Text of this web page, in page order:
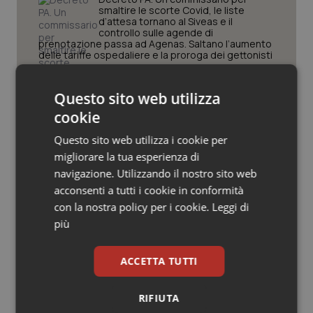
Veneto
Oncoematologia
Psoriasi & pelle
Quotidiano Cardiologia
Quotidiano Chirurgia
Quotidiano Oncologia
Quotidiano Pediatria
Rene & patologie urogenitali
smaltire le scorte Covid, le liste
d’attesa tornano al Siveas e il
controllo sulle agende di
prenotazione passa ad Agenas. Saltano l’aumento
delle tariffe ospedaliere e la proroga dei gettonisti
27.000 posti per Medicina, 3.000 in
Pnrr Salute. Missione 6 verso il
traguardo, in chiusura la
rendicontazione degli obiettivi per la
X e ultima rata
Proseguono monitoraggi e campagna
Questo sito web utilizza
cookie
Questo sito web utilizza i cookie per
migliorare la tua esperienza di
navigazione. Utilizzando il nostro sito web
acconsenti a tutti i cookie in conformità
con la nostra policy per i cookie. Leggi di
più
ACCETTA TUTTI
RIFIUTA